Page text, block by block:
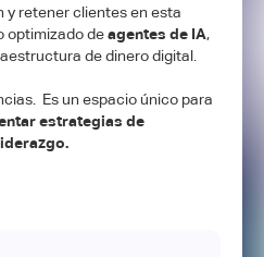
y retener clientes en esta
optimizado deagentes de IA,
de dinero digital.
Es un espacio único para
estrategias de